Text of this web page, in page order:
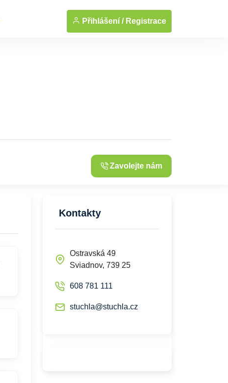
Přihlášení / Registrace
... Zobrazit fotografie
Zavolejte nám
Kontakty
Ostravská 49
Sviadnov, 739 25
608 781 111
stuchla@stuchla.cz